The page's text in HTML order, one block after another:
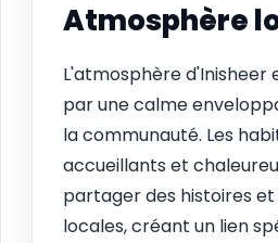
Atmosphère
L'atmosphère
par une calme
la communauté. Les
accueillants et
partager des histoires et
locales, créant un lien